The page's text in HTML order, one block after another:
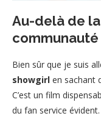
Au-delà de
Bien sûr que je suis
showgirl en sachant
C’est un film
du fan service